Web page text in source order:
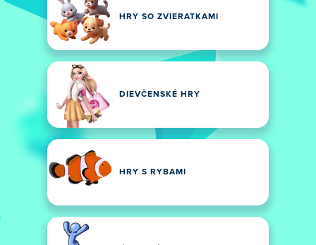
HRY SO ZVIERATKAMI
DIEVČENSKÉ HRY
HRY S RYBAMI